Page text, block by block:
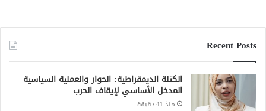
Recent Posts
الكتلة الديمقراطية: الحوار والعملية السياسية
المدخل الأساسي لإيقاف الحرب
منذ 41 دقيقة